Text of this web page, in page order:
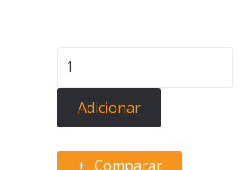
Quantidade
de
Pontas
de
Papel
Adicionar
Comparar